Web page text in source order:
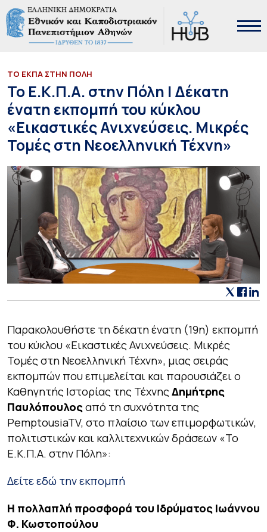
ΤΟ ΕΚΠΑ ΣΤΗΝ ΠΟΛΗ
Το Ε.Κ.Π.Α. στην Πόλη | Δέκατη
ένατη εκπομπή του κύκλου
«Εικαστικές Ανιχνεύσεις. Μικρές
Τομές στη Νεοελληνική Τέχνη»
Παρακολουθήστε τη δέκατη ένατη (19η) εκπομπή
του κύκλου «Εικαστικές Ανιχνεύσεις. Μικρές
Τομές στη Νεοελληνική Τέχνη», μιας σειράς
εκπομπών που επιμελείται και παρουσιάζει ο
Καθηγητής Ιστορίας της ΤέχνηςΔημήτρης
Παυλόπουλος από τη συχνότητα της
PemptousiaTV, στο πλαίσιο των επιμορφωτικών,
πολιτιστικών και καλλιτεχνικών δράσεων «Το
Ε.Κ.Π.Α. στην Πόλη»:
Δείτε εδώ την εκπομπή
Η πολλαπλή προσφορά του Ιδρύματος Ιωάννου
Φ. Κωστοπούλου